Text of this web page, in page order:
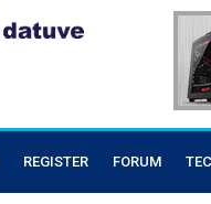
REGISTER FORUM